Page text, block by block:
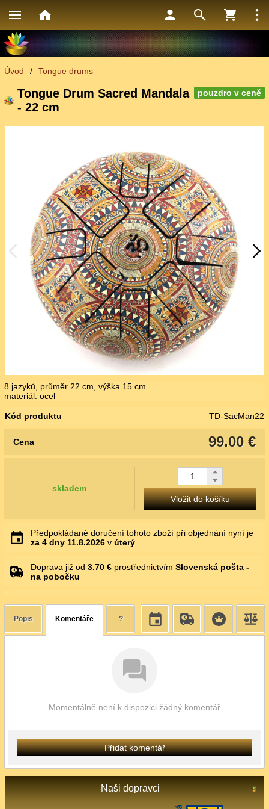
Naši dopravci
Úvod / Tongue drums
pouzdro v ceně
Tongue Drum Sacred Mandala
- 22 cm
8 jazyků, průměr 22 cm, výška 15 cm
materiál: ocel
Kód produktu TD-SacMan22
99.00 €
Cena
skladem
Vložit do košíku
Předpokládané doručení tohoto zboží při objednání nyní je
za 4 dny 11.8.2026 v úterý
Doprava již od 3.70 € prostřednictvím Slovenská pošta -
na pobočku
Popis Komentáře ?
Momentálně není k dispozici žádný komentář
Přidat komentář